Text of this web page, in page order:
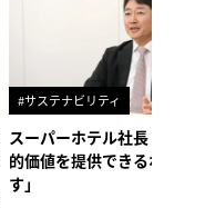
#サステナビリティ
スーパーホテル社長「地域
的価値を提供できるホテル
す」